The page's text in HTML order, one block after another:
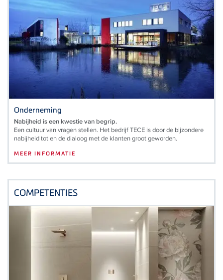
Onderneming
Nabijheid is een kwestie van begrip.
Een cultuur van vragen stellen. Het bedrijf TECE is door de bijzondere
nabijheid tot en de dialoog met de klanten groot geworden.
MEER INFORMATIE
COMPETENTIES